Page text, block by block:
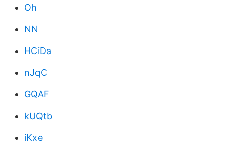
Oh
NN
HCiDa
nJqC
GQAF
kUQtb
iKxe